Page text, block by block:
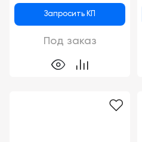
товарах
Контакты
Запросить КП
Под заказ